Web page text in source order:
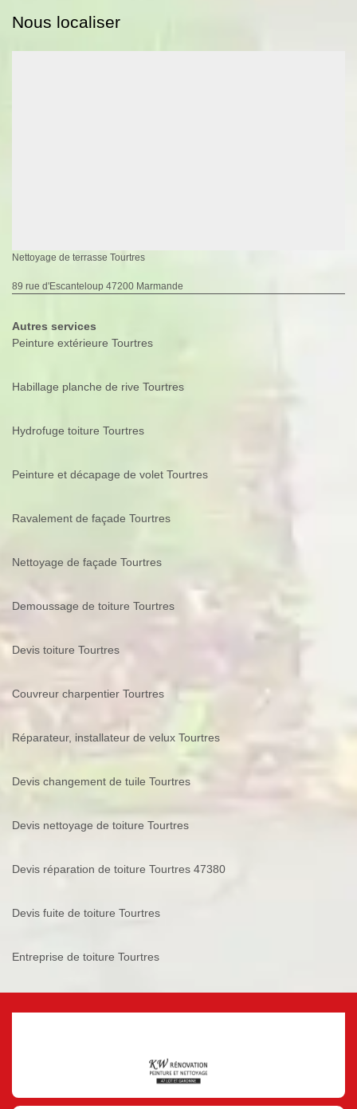
Nous localiser
Nettoyage de terrasse Tourtres
89 rue d'Escanteloup 47200 Marmande
Autres services
Peinture extérieure Tourtres
Habillage planche de rive Tourtres
Hydrofuge toiture Tourtres
Peinture et décapage de volet Tourtres
Ravalement de façade Tourtres
Nettoyage de façade Tourtres
Demoussage de toiture Tourtres
Devis toiture Tourtres
Couvreur charpentier Tourtres
Réparateur, installateur de velux Tourtres
Devis changement de tuile Tourtres
Devis nettoyage de toiture Tourtres
Devis réparation de toiture Tourtres 47380
Devis fuite de toiture Tourtres
Entreprise de toiture Tourtres